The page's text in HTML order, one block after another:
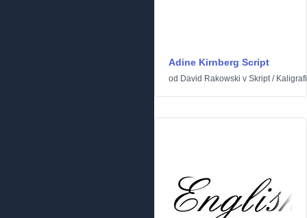
Adine Kirnberg Script
od David Rakowski v Skript/